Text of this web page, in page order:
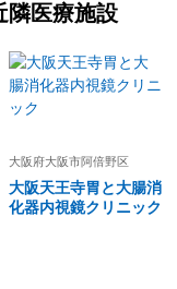
隣医療施設
大阪府大阪市阿倍野区
大阪天王寺胃と大腸消
化器内視鏡クリニック